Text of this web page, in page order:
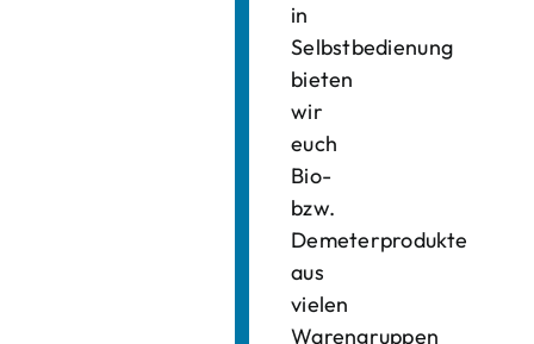
in
Selbstbedienung
bieten
wir
euch
Bio-
bzw.
Demeterprodukte
aus
vielen
Warengruppen